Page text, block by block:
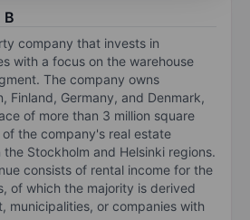
B
company that invests in
with a focus on the warehouse
The company owns
Finland, Germany, and Denmark,
of more than 3 million square
the company's real estate
Stockholm and Helsinki regions.
consists of rental income for the
of which the majority is derived
municipalities, or companies with